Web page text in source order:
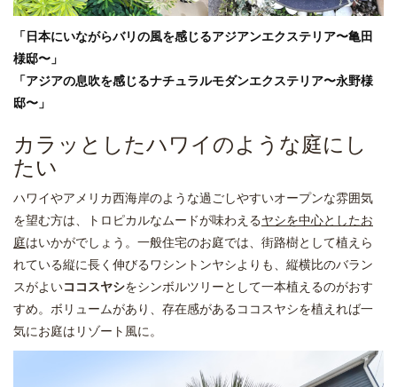
「日本にいながらバリの風を感じるアジアンエクステリア〜亀田
様邸〜」
「アジアの息吹を感じるナチュラルモダンエクステリア〜永野様
邸〜」
カラッとしたハワイのような庭にし
たい
ハワイやアメリカ西海岸のような過ごしやすいオープンな雰囲気
を望む方は、トロピカルなムードが味わえるヤシを中心としたお
庭はいかがでしょう。一般住宅のお庭では、街路樹として植えら
れている縦に長く伸びるワシントンヤシよりも、縦横比のバラン
スがよいココスヤシをシンボルツリーとして一本植えるのがおす
すめ。ボリュームがあり、存在感があるココスヤシを植えれば一
気にお庭はリゾート風に。